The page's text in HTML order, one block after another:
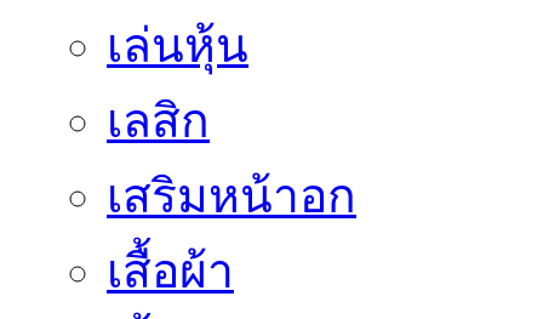
เล่นหุ้น
เลสิก
เสริมหน้าอก
เสื้อผ้า